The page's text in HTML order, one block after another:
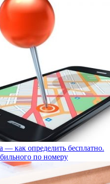
— как определить бесплатно.
по номеру